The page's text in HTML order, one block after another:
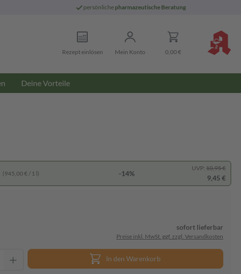
persönliche pharmazeutische Beratung
Rezept einlösen Mein Konto 0,00 €
Deine Vorteile
(945,00 € / 1 l) -14%
UVP: 10,95 €
9,45 €
sofort lieferbar
Preise inkl. MwSt. ggf. zzgl. Versandkosten
In den Warenkorb